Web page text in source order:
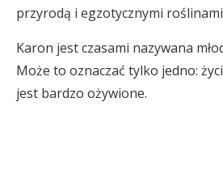
przyrodą i egzotycznymi
Karon jest czasami nazywana
Może to oznaczać tylko jedno:
jest bardzo ożywione.